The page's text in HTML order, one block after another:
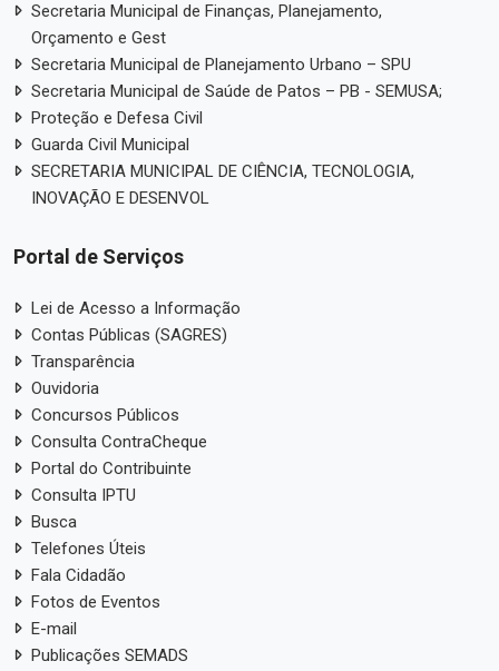
Secretaria Municipal de Finanças, Planejamento,
Orçamento e Gest
Secretaria Municipal de Planejamento Urbano – SPU
Secretaria Municipal de Saúde de Patos – PB - SEMUSA;
Proteção e Defesa Civil
Guarda Civil Municipal
SECRETARIA MUNICIPAL DE CIÊNCIA, TECNOLOGIA,
INOVAÇÃO E DESENVOL
Portal de Serviços
Lei de Acesso a Informação
Contas Públicas (SAGRES)
Transparência
Ouvidoria
Concursos Públicos
Consulta ContraCheque
Portal do Contribuinte
Consulta IPTU
Busca
Telefones Úteis
Fala Cidadão
Fotos de Eventos
E-mail
Publicações SEMADS